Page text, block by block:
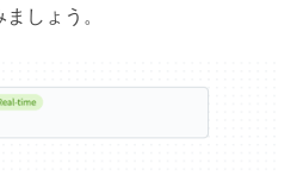
しょう。